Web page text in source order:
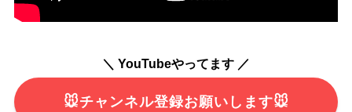
＼ YouTubeやってます ／
🐭チャンネル登録お願いします🐭